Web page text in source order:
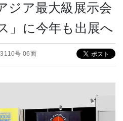
ジア最大級展示会
」に今年も出展へ
号 06面